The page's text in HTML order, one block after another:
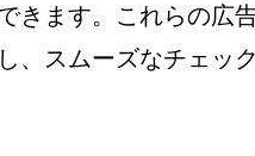
きます。これらの広
、スムーズなチェッ